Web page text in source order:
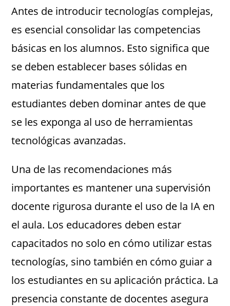
Antes de introducir tecnologías complejas,
es esencial consolidar las competencias
básicas en los alumnos. Esto significa que
se deben establecer bases sólidas en
materias fundamentales que los
estudiantes deben dominar antes de que
se les exponga al uso de herramientas
tecnológicas avanzadas.
Una de las recomendaciones más
importantes es mantener una supervisión
docente rigurosa durante el uso de la IA en
el aula. Los educadores deben estar
capacitados no solo en cómo utilizar estas
tecnologías, sino también en cómo guiar a
los estudiantes en su aplicación práctica. La
presencia constante de docentes asegura